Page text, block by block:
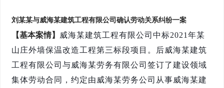
刘某某与威海某建筑工程有限公司确认劳动关系纠纷一案
【基本案情】 威海某建筑工程有限公司中标2021 年某
山庄外墙保温改造工程第三标段项目。后威海某建筑
工程有限公司与威海某劳务有限公司签订了建设领域
集体劳动合同，约定由威海某劳务公司从事威海某建